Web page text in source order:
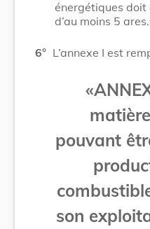
énergétiques
d’au moins 5
6° L’annexe I est
pouvant
son